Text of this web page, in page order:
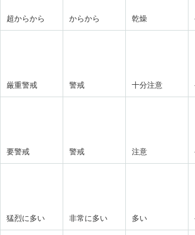
超からから からから 乾燥
厳重警戒 警戒 十分注意
要警戒 警戒 注意
猛烈に多い 非常に多い 多い